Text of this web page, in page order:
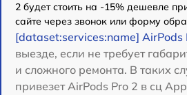
2 будет стоить на -15% дешевле
сайте через звонок или форму
[dataset:services:name] AirPods
выезде, если не требует
и сложного ремонта. В таких
привезет AirPods Pro 2 в сц